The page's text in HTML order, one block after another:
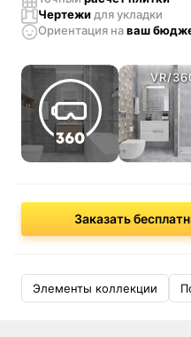
Чертежи для укладки
Ориентация наваш
VR/
Заказать
Элементы коллекции